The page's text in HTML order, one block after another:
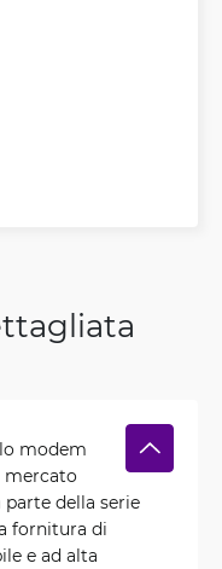
modem
mercato
della serie
fornitura di
e ad alta